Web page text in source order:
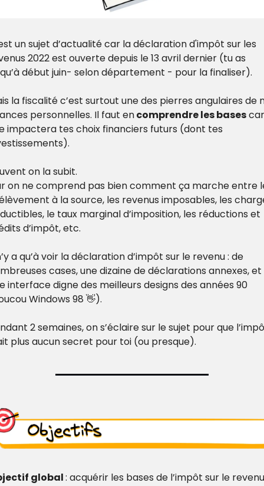
un sujet d’actualité car la déclaration d'impôt sur les
2022 est ouverte depuis le 13 avril dernier (tu as
début juin- selon département - pour la finaliser).
la fiscalité c’est surtout une des pierres angulaires de
personnelles. Il faut en comprendre les bases car
impactera tes choix financiers futurs (dont tes
on la subit.
on ne comprend pas bien comment ça marche entre
à la source, les revenus imposables, les
le taux marginal d’imposition, les réductions et
d’impôt, etc.
a qu’à voir la déclaration d’impôt sur le revenu : de
cases, une dizaine de déclarations annexes, et
interface digne des meilleurs designs des années 90
Windows 98 👋).
2 semaines, on s’éclaire sur le sujet pour que
plus aucun secret pour toi (ou presque).
global : acquérir les bases de l’impôt sur le revenu